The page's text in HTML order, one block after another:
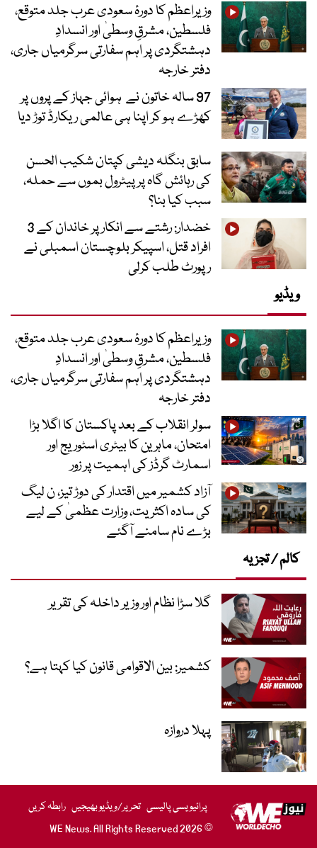
وزیراعظم کا دورۂ سعودی عرب جلد متوقع،
فلسطین، مشرقِ وسطیٰ اور انسدادِ
دہشتگردی پر اہم سفارتی سرگرمیاں جاری،
دفتر خارجہ
97 سالہ خاتون نے ہوائی جہاز کے پروں پر
کھڑے ہو کر اپنا ہی عالمی ریکارڈ توڑ دیا
سابق بنگلہ دیشی کپتان شکیب الحسن
کی رہائش گاہ پر پیٹرول بموں سے حملہ،
سبب کیا بنا؟
خضدار: رشتے سے انکار پر خاندان کے 3
افراد قتل، اسپیکر بلوچستان اسمبلی نے
رپورٹ طلب کرلی
ویڈیو
وزیراعظم کا دورۂ سعودی عرب جلد متوقع،
فلسطین، مشرقِ وسطیٰ اور انسدادِ
دہشتگردی پر اہم سفارتی سرگرمیاں جاری،
دفتر خارجہ
سولر انقلاب کے بعد پاکستان کا اگلا بڑا
امتحان، ماہرین کا بیٹری اسٹوریج اور
اسمارٹ گرڈز کی اہمیت پر زور
آزاد کشمیر میں اقتدار کی دوڑ تیز، ن لیگ
کی سادہ اکثریت، وزارت عظمیٰ کے لیے
بڑے نام سامنے آگئے
کالم / تجزیہ
گلا سڑا نظام اور وزیر داخلہ کی تقریر
کشمیر: بین الاقوامی قانون کیا کہتا ہے؟
پہلا دروازہ
پرائیویسی پالیسی تحریر/ویڈیو بھیجیں رابطہ کریں
© 2026 WE News. All Rights Reserved